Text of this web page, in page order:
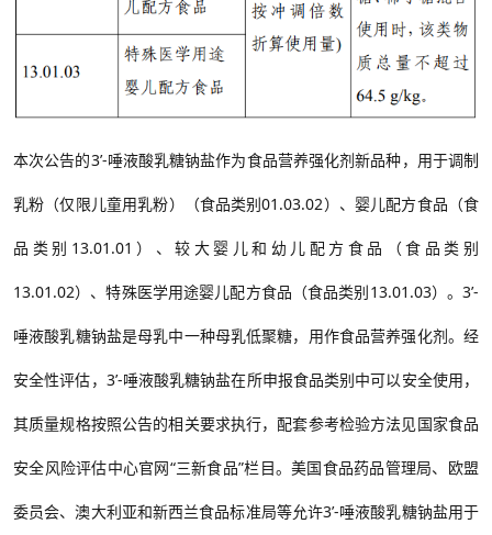
本次公告的3’-唾液酸乳糖钠盐作为食品营养强化剂新品种，用于调制
乳粉（仅限儿童用乳粉）（食品类别01.03.02）、婴儿配方食品（食
品类别 13.01.01 ）、较大婴儿和幼儿配方食品（食品类别
13.01.02） 、特殊医学用途婴儿配方食品（食品类别13.01.03）。3’-
唾液酸乳糖钠盐是母乳中一种母乳低聚糖，用作食品营养强化剂。经
安全性评估， 3’-唾液酸乳糖钠盐在所申报食品类别中可以安全使用，
其质量规格按照公告的相关要求执行，配套参考检验方法见国家食品
安全风险评估中心官网“三新食品”栏目。美国食品药品管理局、欧盟
委员会、澳大利亚和新西兰食品标准局等允许3’-唾液酸乳糖钠盐用于